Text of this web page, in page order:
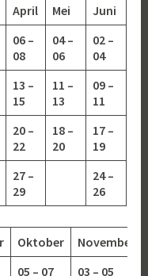
April Mei
Juni
06 –
08
04 –
06
02 –
04
13 –
15
11 –
13
09 –
11
20 –
22
18 –
20
17 –
19
27 –
29
24 –
26
Oktober
November
05 – 07 03 – 05